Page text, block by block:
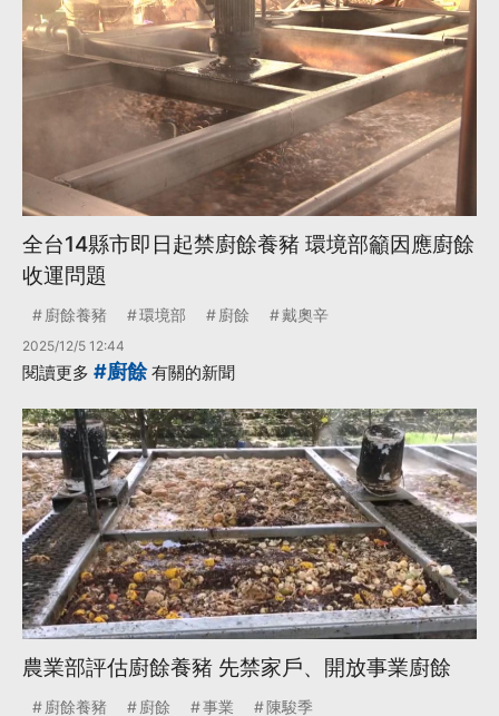
全台14縣市即日起禁廚餘養豬 環境部籲因應廚餘
收運問題
廚餘養豬 環境部 廚餘 戴奧辛
2025/12/5 12:44
閱讀更多 #廚餘有關的新聞
農業部評估廚餘養豬 先禁家戶、開放事業廚餘
廚餘養豬 廚餘 事業 陳駿季